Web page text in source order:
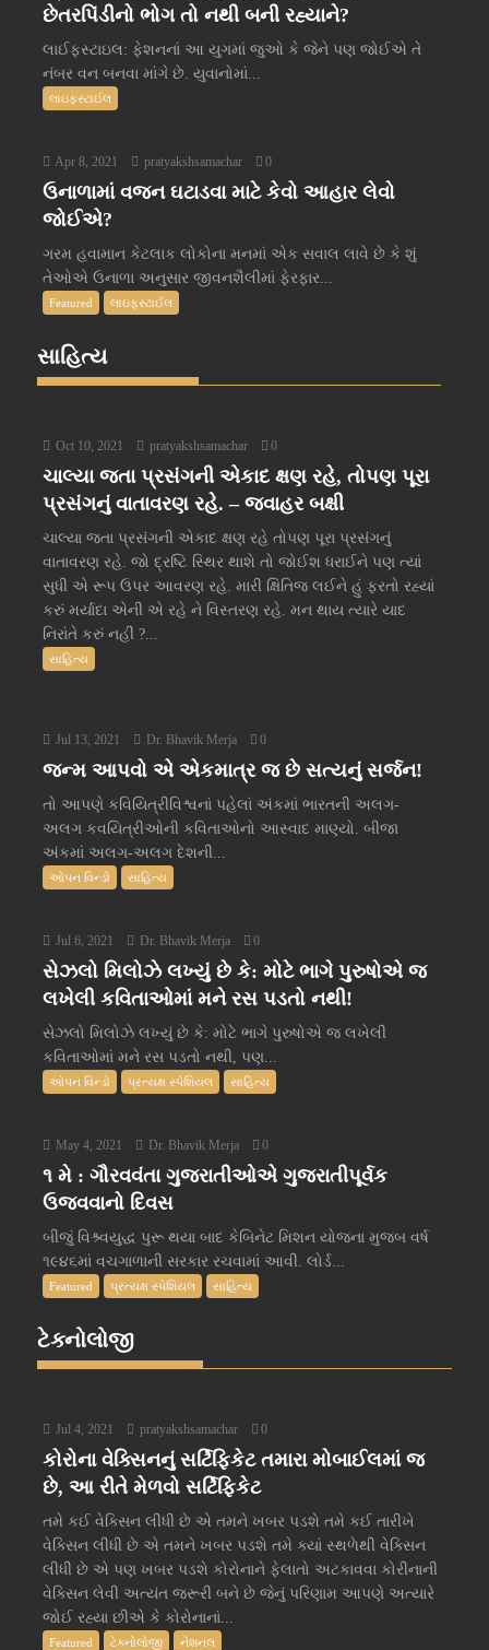
છેતરપિંડીનો ભોગ તો નથી બની રહ્યાને?
લાઈફસ્ટાઇલ: ફેશનનાં આ યુગમાં જુઓ કે જેને પણ જોઈએ તે
નંબર વન બનવા માંગે છે. યુવાનોમાં...
લાઇફસ્ટાઈલ
Apr 8, 2021 pratyakshsamachar 0
ઉનાળામાં વજન ઘટાડવા માટે કેવો આહાર લેવો
જોઈએ?
ગરમ હવામાન કેટલાક લોકોના મનમાં એક સવાલ લાવે છે કે શું
તેઓએ ઉનાળા અનુસાર જીવનશૈલીમાં ફેરફાર...
Featured લાઇફસ્ટાઈલ
સાહિત્ય
Oct 10, 2021 pratyakshsamachar 0
ચાલ્યા જતા પ્રસંગની એકાદ ક્ષણ રહે, તોપણ પૂરા
પ્રસંગનું વાતાવરણ રહે. – જવાહર બક્ષી
ચાલ્યા જતા પ્રસંગની એકાદ ક્ષણ રહે તોપણ પૂરા પ્રસંગનું
વાતાવરણ રહે. જો દ્રષ્ટિ સ્થિર થાશે તો જોઈશ ધરાઈને પણ ત્યાં
સુધી એ રૂપ ઉપર આવરણ રહે. મારી ક્ષિતિજ લઈને હું ફરતો રહ્યાં
કરું મર્યાદા એની એ રહે ને વિસ્તરણ રહે. મન થાય ત્યારે યાદ
નિરાંતે કરું નહીં ?...
સાહિત્ય
Jul 13, 2021 Dr. Bhavik Merja 0
જન્મ આપવો એ એકમાત્ર જ છે સત્યનું સર્જન!
તો આપણે કવિયિત્રીવિશ્વનાં પહેલાં અંકમાં ભારતની અલગ-
અલગ કવયિત્રીઓની કવિતાઓનો આસ્વાદ માણ્યો. બીજા
અંકમાં અલગ-અલગ દેશની...
ઓપન વિન્ડો સાહિત્ય
Jul 6, 2021 Dr. Bhavik Merja 0
સેઝલો મિલોઝે લખ્યું છે કે: મોટે ભાગે પુરુષોએ જ
લખેલી કવિતાઓમાં મને રસ પડતો નથી!
સેઝલો મિલોઝે લખ્યું છે કે: મોટે ભાગે પુરુષોએ જ લખેલી
કવિતાઓમાં મને રસ પડતો નથી, પણ...
ઓપન વિન્ડો પ્રત્યક્ષ સ્પેશિયલ સાહિત્ય
May 4, 2021 Dr. Bhavik Merja 0
૧ મે : ગૌરવવંતા ગુજરાતીઓએ ગુજરાતીપૂર્વક
ઉજવવાનો દિવસ
બીજું વિશ્ર્વયુદ્ધ પુરૂ થયા બાદ કેબિનેટ મિશન યોજના મુજબ વર્ષ
૧૯૪૬માં વચગાળાની સરકાર રચવામાં આવી. લોર્ડ...
Featured પ્રત્યક્ષ સ્પેશિયલ સાહિત્ય
ટેક્નોલોજી
Jul 4, 2021 pratyakshsamachar 0
કોરોના વેક્સિનનું સર્ટિફિકેટ તમારા મોબાઈલમાં જ
છે, આ રીતે મેળવો સર્ટિફિકેટ
તમે કઈ વેક્સિન લીધી છે એ તમને ખબર પડશે તમે કઈ તારીખે
વેક્સિન લીધી છે એ તમને ખબર પડશે તમે ક્યાં સ્થળેથી વેક્સિન
લીધી છે એ પણ ખબર પડશે કોરોનાને ફેલાતો અટકાવવા કોરીનાની
વેક્સિન લેવી અત્યંત જરૂરી બને છે જેનું પરિણામ આપણે અત્યારે
જોઈ રહ્યા છીએ કે કોરોનાનાં...
Featured ટેક્નોલોજી નેશનલ